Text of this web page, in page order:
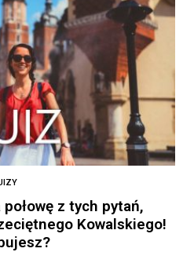
z tych pytań,
Kowalskiego!